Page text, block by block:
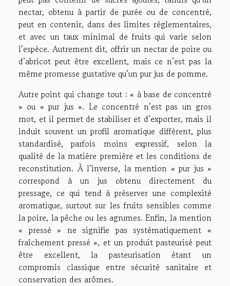
nectar, obtenu à partir de purée ou de concentré,
peut en contenir, dans des limites réglementaires,
et avec un taux minimal de fruits qui varie selon
l’espèce. Autrement dit, offrir un nectar de poire ou
d’abricot peut être excellent, mais ce n’est pas la
même promesse gustative qu’un pur jus de pomme.
Autre point qui change tout : « à base de concentré
» ou « pur jus ». Le concentré n’est pas un gros
mot, et il permet de stabiliser et d’exporter, mais il
induit souvent un profil aromatique différent, plus
standardisé, parfois moins expressif, selon la
qualité de la matière première et les conditions de
reconstitution. À l’inverse, la mention « pur jus »
correspond à un jus obtenu directement du
pressage, ce qui tend à préserver une complexité
aromatique, surtout sur les fruits sensibles comme
la poire, la pêche ou les agrumes. Enfin, la mention
« pressé » ne signifie pas systématiquement «
fraîchement pressé », et un produit pasteurisé peut
être excellent, la pasteurisation étant un
compromis classique entre sécurité sanitaire et
conservation des arômes.